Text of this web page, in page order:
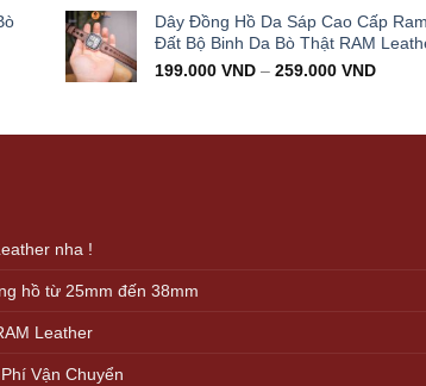
Dây Đồng Hồ Da Sáp Cao Cấp
Đất Bộ Binh Da Bò Thật RAM
199.000 VND – 259.000 VND
nha !
hồ từ 25mm đến 38mm
Leather
Vận Chuyển